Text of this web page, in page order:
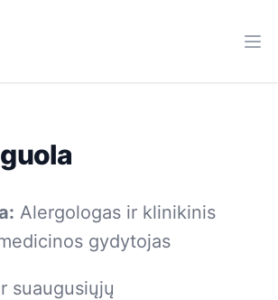
Alergologas ir klinikinis
gydytojas
suaugusiųjų